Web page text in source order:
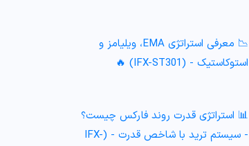
📉 معرفی استراتژی EMA، ویلیامز و
استوکاستیک - (IFX-ST301) 🔥
📊 استراتژی قدرت روند فارکس چیست؟
- سیستم ترید با شاخص قدرت - (IFX-